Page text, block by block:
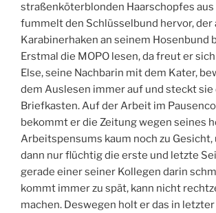
straßenköterblonden Haarschopfes
fummelt den Schlüsselbund hervor, der
Karabinerhaken an seinem Hosenbund
Erstmal die MOPO lesen, da freut er
Else, seine Nachbarin mit dem Kater,
dem Auslesen immer auf und steckt sie
Briefkasten. Auf der Arbeit im
bekommt er die Zeitung wegen seines
Arbeitspensums kaum noch zu Gesicht,
dann nur flüchtig die erste und letzte
gerade einer seiner Kollegen darin
kommt immer zu spät, kann nicht
machen. Deswegen holt er das in